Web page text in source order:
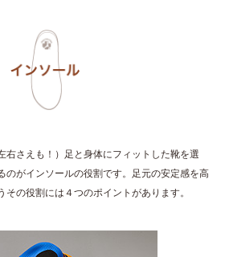
右さえも！）足と身体にフィットした靴を選
のがインソールの役割です。足元の安定感を高
の役割には４つのポイントがあります。